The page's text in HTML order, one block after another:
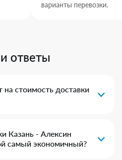
варианты перевозки.
ответы
стоимость доставки
Казань - Алексин
самый экономичный?